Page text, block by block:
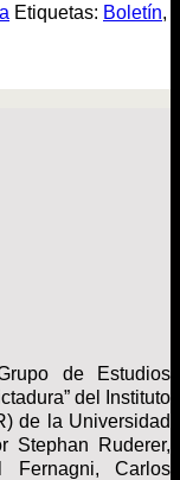
Etiquetas: Boletín,
de Estudios
del Instituto
de la Universidad
Stephan Ruderer,
Fernagni, Carlos